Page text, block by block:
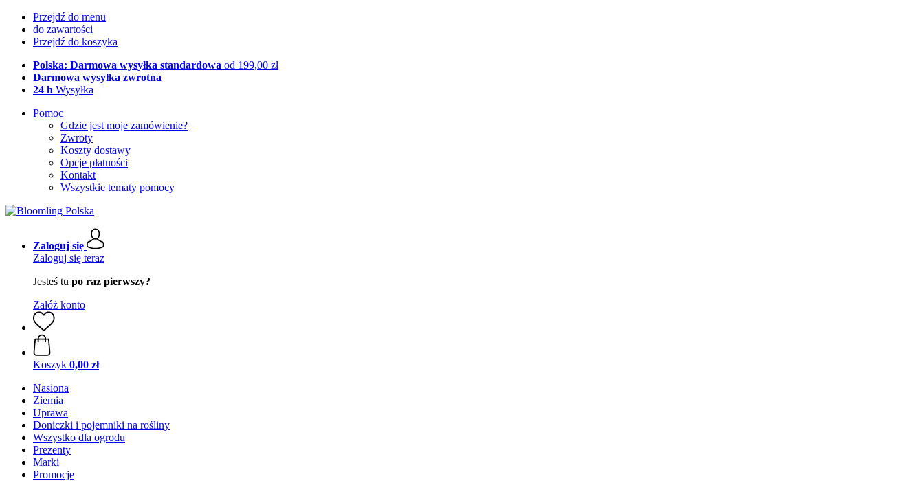
Przejdź do menu
do zawartości
Przejdź do koszyka
Polska: Darmowa wysyłka standardowa od 199,00 zł
Darmowa wysyłka zwrotna
24 h Wysyłka
Pomoc
Gdzie jest moje zamówienie?
Zwroty
Koszty dostawy
Opcje płatności
Kontakt
Wszystkie tematy pomocy
Zaloguj się
Zaloguj się teraz
Jesteś tu po raz pierwszy?
Załóż konto
Koszyk 0,00 zł
Nasiona
Ziemia
Uprawa
Doniczki i pojemniki na rośliny
Wszystko dla ogrodu
Prezenty
Marki
Promocje